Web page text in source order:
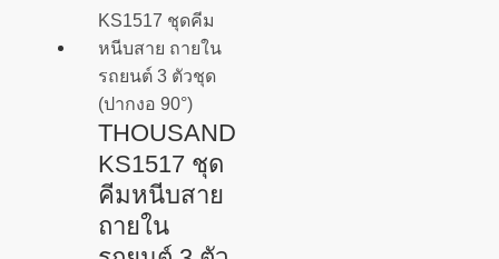
THOUSAND
KS1517 ชุด
คีมหนีบสาย
ถายใน